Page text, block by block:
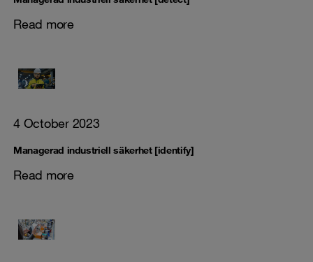
Read more
4 October 2023
Managerad industriell säkerhet [identify]
Read more